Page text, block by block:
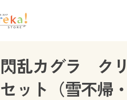
閃乱カグラ ク
セット（雪不帰